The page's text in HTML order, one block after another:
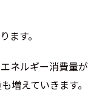
ます。
ネルギー消費量が
増えていきます。